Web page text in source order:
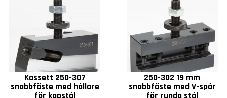
Kassett 250-307
snabbfäste med hållare
250-302 19 mm
snabbfäste med V-spår